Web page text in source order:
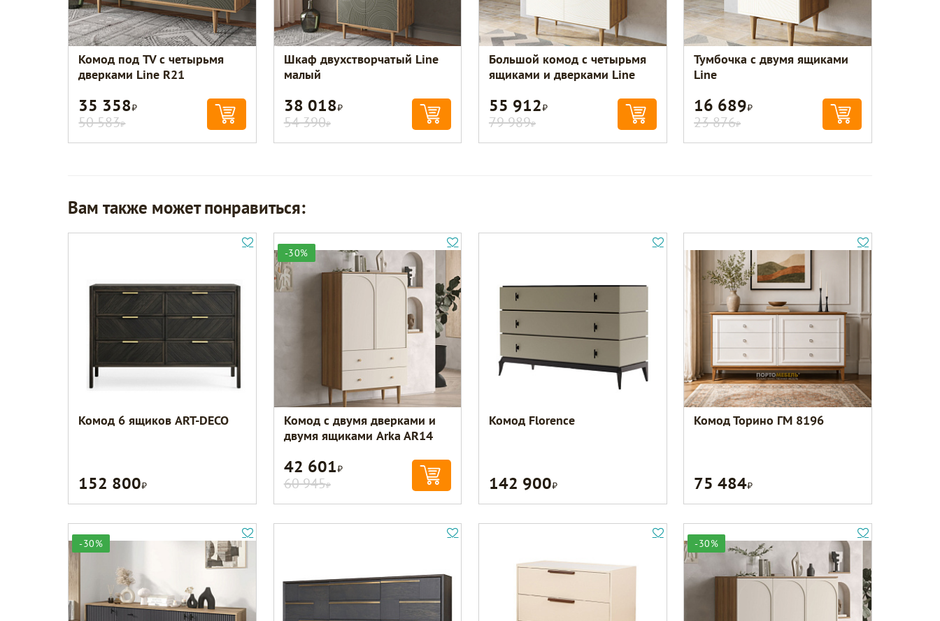
Комод под TV с четырьмя
дверками Line R21
35 358Р
50 583Р
Шкаф двухстворчатый Line
малый
38 018Р
54 390Р
Большой комод с четырьмя
ящиками и дверками Line
55 912Р
79 989Р
Тумбочка с двумя ящиками
Line
16 689Р
23 876Р
Вам также может понравиться:
Комод 6 ящиков ART-DECO
152 800Р
-30%
Комод с двумя дверками и
двумя ящиками Arka AR14
42 601Р
60 945Р
Комод Florence
142 900Р
Комод Торино ГМ 8196
75 484Р
-30% -30%